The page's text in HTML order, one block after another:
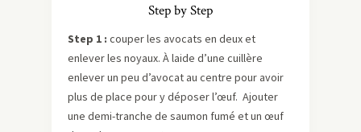
Step by Step
Step 1 : couper les avocats en deux et
enlever les noyaux. À laide d’une cuillère
enlever un peu d’avocat au centre pour avoir
plus de place pour y déposer l’œuf. Ajouter
une demi-tranche de saumon fumé et un œuf